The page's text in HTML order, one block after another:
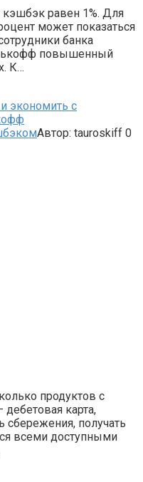
равен 1%. Для
может показаться
банка
повышенный
К…
экономить с
Автор: tauroskiff 0
продуктов с
карта,
сбережения, получать
всеми доступными